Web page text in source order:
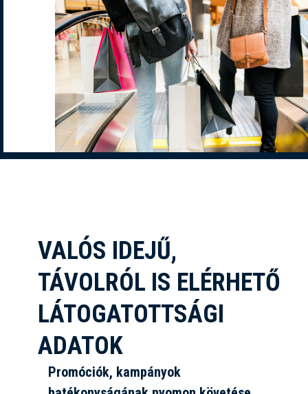
VALÓS IDEJŰ,
TÁVOLRÓL IS ELÉRHETŐ
LÁTOGATOTTSÁGI
ADATOK
Promóciók, kampányok